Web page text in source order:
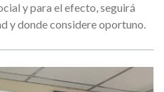
y para el efecto, seguirá
y donde considere oportuno.